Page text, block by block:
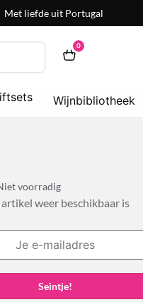
Met liefde uit Portugal
0
Wijnbibliotheek
voorradig
weer beschikbaar is
Seintje!